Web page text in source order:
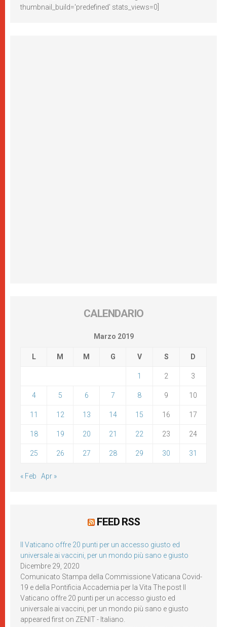
thumbnail_build='predefined' stats_views=0]
CALENDARIO
Marzo 2019
L M M G V S D
1 2 3
4 5 6 7 8 9 10
11 12 13 14 15 16 17
18 19 20 21 22 23 24
25 26 27 28 29 30 31
« Feb Apr »
FEED RSS
Il Vaticano offre 20 punti per un accesso giusto ed
universale ai vaccini, per un mondo più sano e giusto
Dicembre 29, 2020
Comunicato Stampa della Commissione Vaticana Covid-
19 e della Pontificia Accademia per la Vita The post Il
Vaticano offre 20 punti per un accesso giusto ed
universale ai vaccini, per un mondo più sano e giusto
appeared first on ZENIT - Italiano.